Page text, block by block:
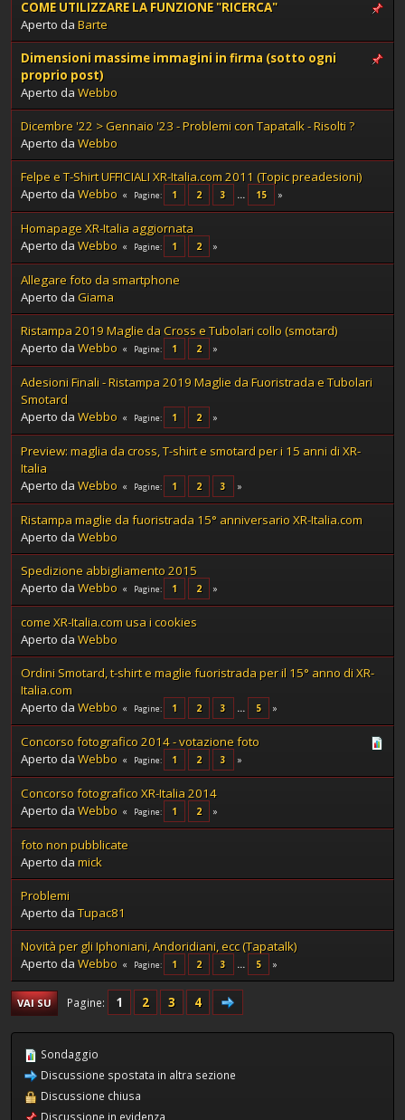
COME UTILIZZARE LA FUNZIONE "RICERCA"
Aperto da Barte
Dimensioni massime immagini in firma (sotto ogni
proprio post)
Aperto da Webbo
Dicembre '22 > Gennaio '23 - Problemi con Tapatalk - Risolti ?
Aperto da Webbo
Felpe e T-Shirt UFFICIALI XR-Italia.com 2011 (Topic preadesioni)
Aperto da Webbo Pagine 1 2 3 ... 15
Homapage XR-Italia aggiornata
Aperto da Webbo Pagine 1 2
Allegare foto da smartphone
Aperto da Giama
Ristampa 2019 Maglie da Cross e Tubolari collo (smotard)
Aperto da Webbo Pagine 1 2
Adesioni Finali - Ristampa 2019 Maglie da Fuoristrada e Tubolari
Smotard
Aperto da Webbo Pagine 1 2
Preview: maglia da cross, T-shirt e smotard per i 15 anni di XR-
Italia
Aperto da Webbo Pagine 1 2 3
Ristampa maglie da fuoristrada 15° anniversario XR-Italia.com
Aperto da Webbo
Spedizione abbigliamento 2015
Aperto da Webbo Pagine 1 2
come XR-Italia.com usa i cookies
Aperto da Webbo
Ordini Smotard, t-shirt e maglie fuoristrada per il 15° anno di XR-
Italia.com
Aperto da Webbo Pagine 1 2 3 ... 5
Concorso fotografico 2014 - votazione foto
Aperto da Webbo Pagine 1 2 3
Concorso fotografico XR-Italia 2014
Aperto da Webbo Pagine 1 2
foto non pubblicate
Aperto da mick
Problemi
Aperto daTupac81
Novità per gli Iphoniani, Andoridiani, ecc (Tapatalk)
Aperto da Webbo Pagine 1 2 3 ... 5
VAI SU Pagine 1 2 3 4
Sondaggio
Discussione spostata in altra sezione
Discussione chiusa